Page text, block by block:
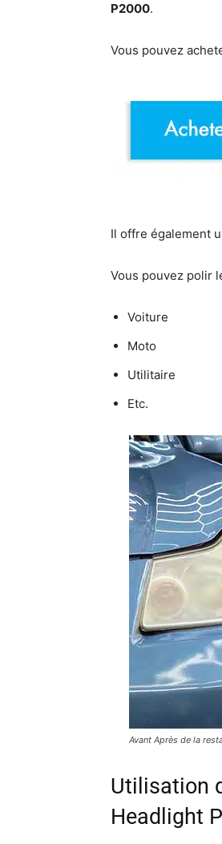
P2000.
Vous pouvez
Il offre également
Vous pouvez polir
Voiture
Moto
Utilitaire
Etc.
Avant Après de la
Utilisation
Headlight